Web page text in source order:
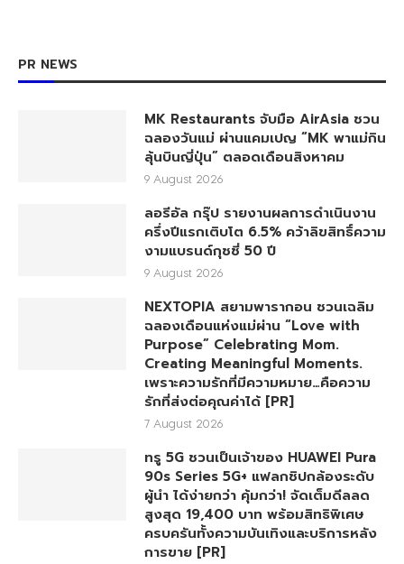
PR NEWS
MK Restaurants จับมือ AirAsia ชวน
ฉลองวันแม่ ผ่านแคมเปญ “MK พาแม่กิน
ลุ้นบินญี่ปุ่น” ตลอดเดือนสิงหาคม
9 August 2026
ลอรีอัล กรุ๊ป รายงานผลการดำเนินงาน
ครึ่งปีแรกเติบโต 6.5% คว้าลิขสิทธิ์ความ
งามแบรนด์กุชชี่ 50 ปี
9 August 2026
NEXTOPIA สยามพารากอน ชวนเฉลิม
ฉลองเดือนแห่งแม่ผ่าน “Love with
Purpose” Celebrating Mom.
Creating Meaningful Moments.
เพราะความรักที่มีความหมาย…คือความ
รักที่ส่งต่อคุณค่าได้ [PR]
7 August 2026
ทรู 5G ชวนเป็นเจ้าของ HUAWEI Pura
90s Series 5G+ แฟลกชิปกล้องระดับ
ผู้นำ ได้ง่ายกว่า คุ้มกว่า! จัดเต็มดีลลด
สูงสุด 19,400 บาท พร้อมสิทธิพิเศษ
ครบครันทั้งความบันเทิงและบริการหลัง
การขาย [PR]